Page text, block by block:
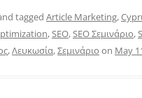
tagged Article Marketing,
,SEO,SEO Σεμινάριο,
,Λευκωσία,Σεμινάριο on May